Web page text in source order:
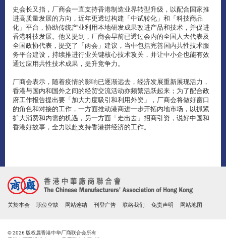
史会长又指，厂商会一直支持香港制造业界转型升级，以配合国家推
进高质量发展的方向，近年更透过构建「中试转化」和「科技商品
化」平台，协助传统产业利用本地研发成果改进产品和技术，并促进
香港科技发展。他又提到，厂商会早前已透过会内的全国人大代表及
全国政协代表，提交了「两会」建议，当中包括完善国内共性技术服
务平台建设，持续推进行业关键核心技术攻关，并让中小企也能有效
通过应用共性技术成果，提升竞争力。
厂商会表示，随着疫情的影响已逐渐远去，经济发展重新展现活力，
香港与国内和国外之间的经贸交流活动亦频繁活跃起来；为了配合政
府工作报告提出要「加大力度吸引和利用外资」，厂商会将做好窗口
的角色和对接的工作，一方面推动港商进一步开拓内地市场，以抓紧
扩大消费和内需的机遇，另一方面「走出去」招商引资，说好中国和
香港好故事，全力以赴支持香港拼经济的工作。
关於本会 职位空缺 网站连结 刊登广告 联络我们 免责声明 网站地图
© 2026 版权属香港中华厂商联合会所有